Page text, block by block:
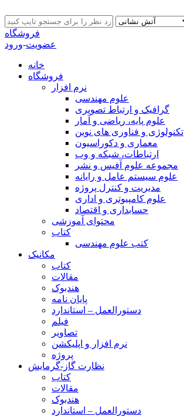
فروشگاه
عضویت-ورود
خانه
فروشگاه
نرم افزار
علوم مهندسی
گرافیک و ارتباط تصویری
علوم پایه، ریاضی و آمار
تکنولوژی و فناوری های نوین
معماری و دکوراسیون
ارتباطات، شبکه و وب
مجموعه علوم آفیس و نشر
علوم سیستم عامل و رایانه
مدیریت و کنترل پروژه
علوم کامپیوتری و اداری
حسابداری و اقتصاد
محتوای آموزشی
کتاب
کتب علوم مهندسی
مکانیک
کتاب
مقالات
هندبوک
پایان نامه
دستورالعمل – استاندارد
فیلم
تصاویر
نرم افزار و اپلیکشن
پروژه
نظارت گاز-گرمایش
کتاب
مقالات
هندبوک
دستورالعمل – استاندارد